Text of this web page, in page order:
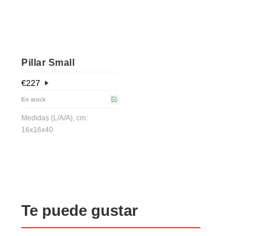
Pillar Small
€227
En stock
Medidas (L/A/A), cm:
16x16x40
Te puede gustar